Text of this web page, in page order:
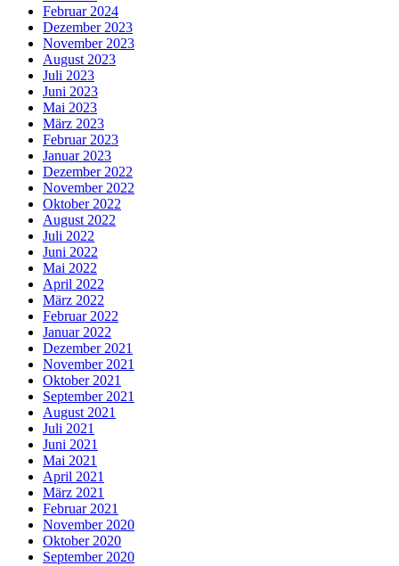
Februar 2024
Dezember 2023
November 2023
August 2023
Juli 2023
Juni 2023
Mai 2023
März 2023
Februar 2023
Januar 2023
Dezember 2022
November 2022
Oktober 2022
August 2022
Juli 2022
Juni 2022
Mai 2022
April 2022
März 2022
Februar 2022
Januar 2022
Dezember 2021
November 2021
Oktober 2021
September 2021
August 2021
Juli 2021
Juni 2021
Mai 2021
April 2021
März 2021
Februar 2021
November 2020
Oktober 2020
September 2020